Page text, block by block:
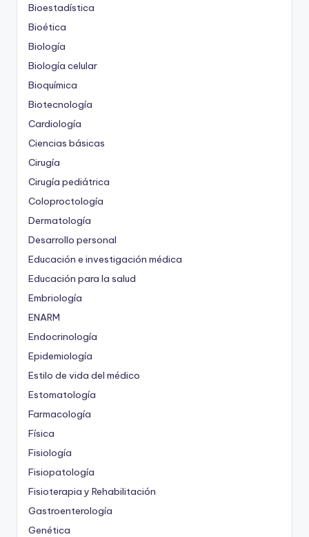
Bioestadística
Bioética
Biología
Biología celular
Bioquímica
Biotecnología
Cardiología
Ciencias básicas
Cirugía
Cirugía pediátrica
Coloproctología
Dermatología
Desarrollo personal
Educación e investigación médica
Educación para la salud
Embriología
ENARM
Endocrinología
Epidemiología
Estilo de vida del médico
Estomatología
Farmacología
Física
Fisiología
Fisiopatología
Fisioterapia y Rehabilitación
Gastroenterología
Genética